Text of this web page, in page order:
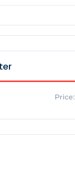
WEEK
Found!
Found!
Price: